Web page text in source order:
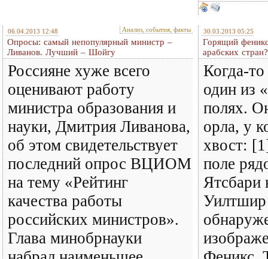
06.04.2013 12:48 Анализ, события, факты
Опросы: самый непопулярный министр –
Ливанов. Лучший – Шойгу
Россияне хуже всего
оценивают работу
министра образования и
науки, Дмитрия Ливанова,
об этом свидетельствует
последний опрос ВЦИОМ
на тему «Рейтинг
качества работы
российских министров».
Глава минобрнауки
30.03.2013 05:25
Горящий
арабских стран?
Когда-то
один из
полях.
орла, у
хвост:
поле
Ятсбари